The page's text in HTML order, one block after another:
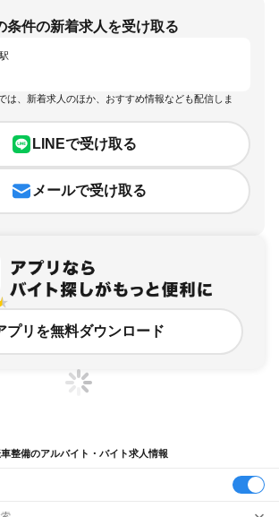
条件の新着求人を受け取る
は、新着求人のほか、おすすめ情報なども配信しま
LINEで受け取る
メールで受け取る
プリを無料ダウンロード
整備のアルバイト・バイト求人情報